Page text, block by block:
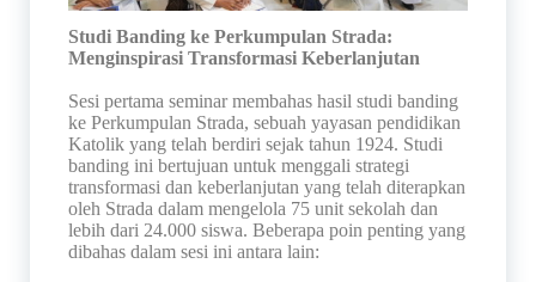
Studi Banding ke Perkumpulan Strada:
Menginspirasi Transformasi Keberlanjutan
Sesi pertama seminar membahas hasil studi banding
ke Perkumpulan Strada, sebuah yayasan pendidikan
Katolik yang telah berdiri sejak tahun 1924. Studi
banding ini bertujuan untuk menggali strategi
transformasi dan keberlanjutan yang telah diterapkan
oleh Strada dalam mengelola 75 unit sekolah dan
lebih dari 24.000 siswa. Beberapa poin penting yang
dibahas dalam sesi ini antara lain: